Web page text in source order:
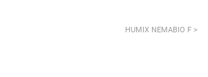
HUMIX NEMABIO F >